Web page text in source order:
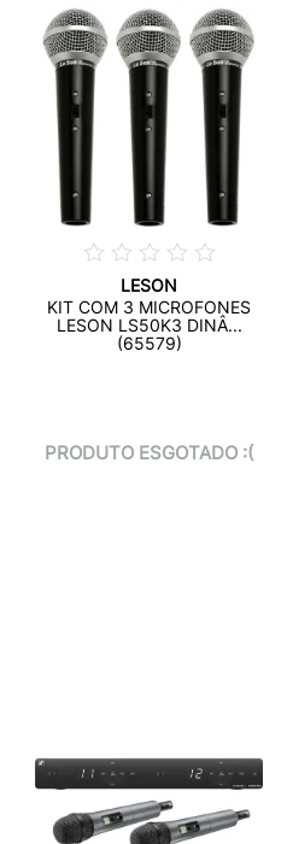
LESON
KIT COM 3 MICROFONES
LESON LS50K3 DINÂ...
(65579)
PRODUTO ESGOTADO :(